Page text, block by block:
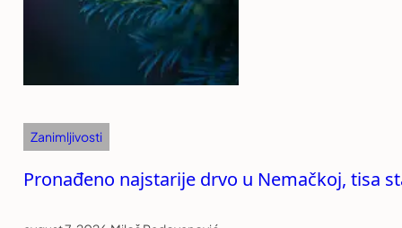
Zanimljivosti
Pronađeno najstarije drvo u Nemačkoj, tisa